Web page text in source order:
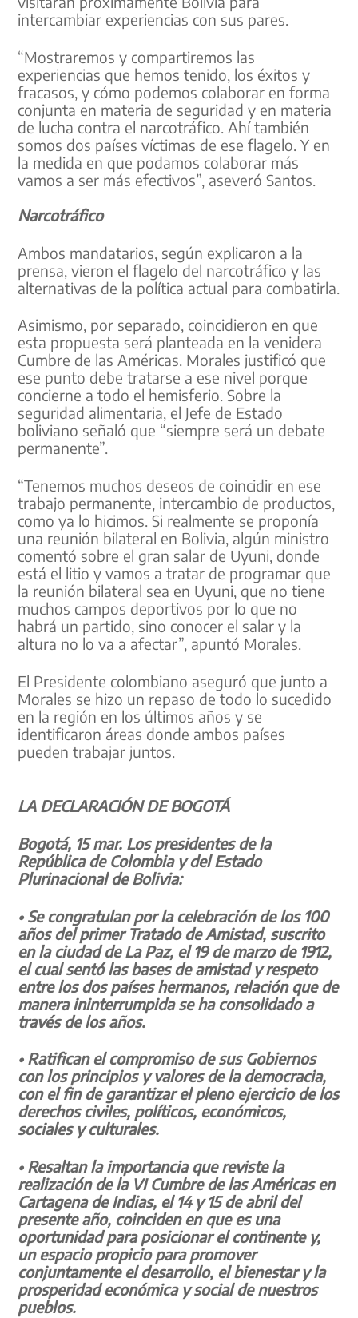
intercambiar experiencias con sus pares.
“Mostraremos y compartiremos las
experiencias que hemos tenido, los éxitos y
fracasos, y cómo podemos colaborar en forma
conjunta en materia de seguridad y en materia
de lucha contra el narcotráfico. Ahí también
somos dos países víctimas de ese flagelo. Y en
la medida en que podamos colaborar más
vamos a ser más efectivos”, aseveró Santos.
Narcotráfico
Ambos mandatarios, según explicaron a la
prensa, vieron el flagelo del narcotráfico y las
alternativas de la política actual para combatirla.
Asimismo, por separado, coincidieron en que
esta propuesta será planteada en la venidera
Cumbre de las Américas. Morales justificó que
ese punto debe tratarse a ese nivel porque
concierne a todo el hemisferio. Sobre la
seguridad alimentaria, el Jefe de Estado
boliviano señaló que “siempre será un debate
permanente”.
“Tenemos muchos deseos de coincidir en ese
trabajo permanente, intercambio de productos,
como ya lo hicimos. Si realmente se proponía
una reunión bilateral en Bolivia, algún ministro
comentó sobre el gran salar de Uyuni, donde
está el litio y vamos a tratar de programar que
la reunión bilateral sea en Uyuni, que no tiene
muchos campos deportivos por lo que no
habrá un partido, sino conocer el salar y la
altura no lo va a afectar”, apuntó Morales.
El Presidente colombiano aseguró que junto a
Morales se hizo un repaso de todo lo sucedido
en la región en los últimos años y se
identificaron áreas donde ambos países
pueden trabajar juntos.
LA DECLARACIÓN DE BOGOTÁ
Bogotá, 15 mar. Los presidentes de la
República de Colombia y del Estado
Plurinacional de Bolivia:
• Se congratulan por la celebración de los 100
años del primer Tratado de Amistad, suscrito
en la ciudad de La Paz, el 19 de marzo de 1912,
el cual sentó las bases de amistad y respeto
entre los dos países hermanos, relación que de
manera ininterrumpida se ha consolidado a
través de los años.
• Ratifican el compromiso de sus Gobiernos
con los principios y valores de la democracia,
con el fin de garantizar el pleno ejercicio de los
derechos civiles, políticos, económicos,
sociales y culturales.
• Resaltan la importancia que reviste la
realización de la VI Cumbre de las Américas en
Cartagena de Indias, el 14 y 15 de abril del
presente año, coinciden en que es una
oportunidad para posicionar el continente y,
un espacio propicio para promover
conjuntamente el desarrollo, el bienestar y la
prosperidad económica y social de nuestros
pueblos.